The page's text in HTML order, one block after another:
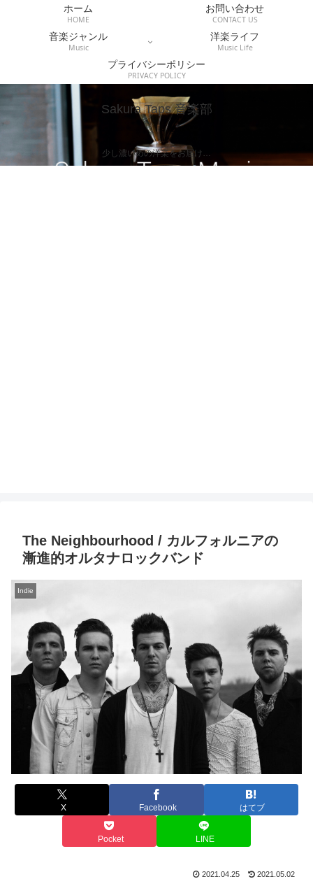
Sakura Taps 音楽部
少し濃いめの洋楽をお届け…
ホーム
HOME
お問い合わせ
CONTACT US
音楽ジャンル
Music
洋楽ライフ
Music Life
プライバシーポリシー
PRIVACY POLICY
The Neighbourhood / カルフォルニアの
漸進的オルタナロックバンド
Indie
X Facebook はてブ
Pocket LINE
2021.04.25 2021.05.02